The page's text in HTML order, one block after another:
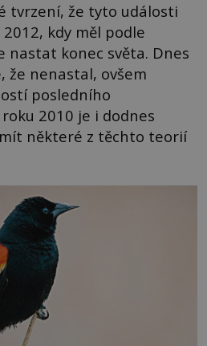
tvrzení, že tyto události
kdy měl podle
nastat konec světa. Dnes
že nenastal, ovšem
posledního
2010 je i dodnes
některé z těchto teorií